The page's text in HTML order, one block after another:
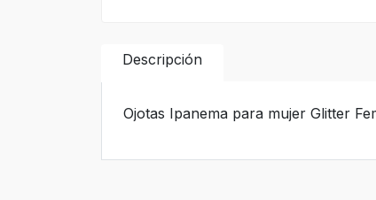
Descripción
Ojotas Ipanema para mujer Glitter